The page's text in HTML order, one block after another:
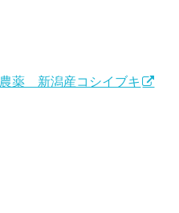
薬 新潟産コシイブキ